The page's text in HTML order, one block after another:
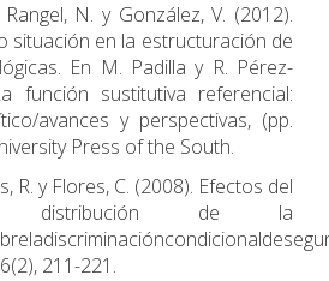
N. y González, V. (2012).
situación en la estructuración de
En M. Padilla y R. Pérez-
función sustitutiva referencial:
avances y perspectivas, (pp.
Press of the South.
R. y Flores, C. (2008). Efectos del
distribución de la
211-221.